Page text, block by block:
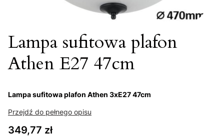
Lampa sufitowa plafon
Athen E27 47cm
Lampa sufitowa plafon Athen 3xE27 47cm
Przejdź do pełnego opisu
Cena
349,77 zł